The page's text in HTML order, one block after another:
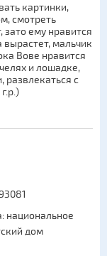
картинки,
смотреть
ему нравится
вырастет, мальчик
Вове нравится
и лошадке,
развлекаться с
национальное
дом